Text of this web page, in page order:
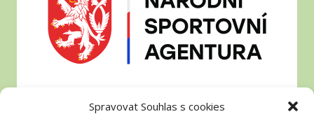
Spravovat Souhlas s cookies